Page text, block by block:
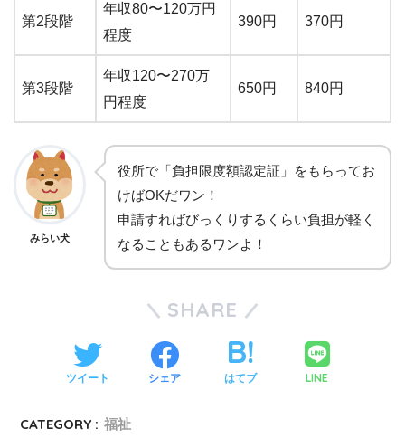
第2段階
年収80〜120万円
程度
390円 370円
第3段階
年収120〜270万
円程度
650円 840円
みらい犬
役所で「負担限度額認定証」をもらってお
けばOKだワン！
申請すればびっくりするくらい負担が軽く
なることもあるワンよ！
SHARE
ツイート シェア はてブ LINE
CATEGORY : 福祉